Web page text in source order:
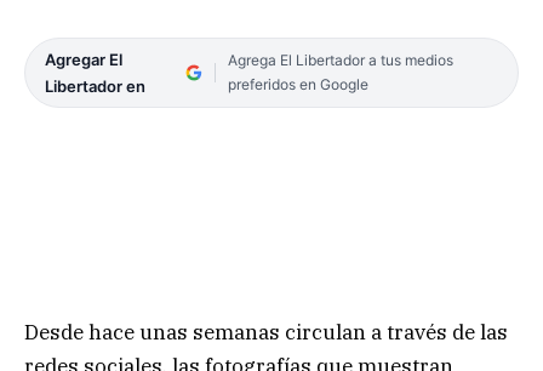
Agregar El
Libertador en
Agrega El Libertador a tus medios
preferidos en Google
Desde hace unas semanas circulan a través de las